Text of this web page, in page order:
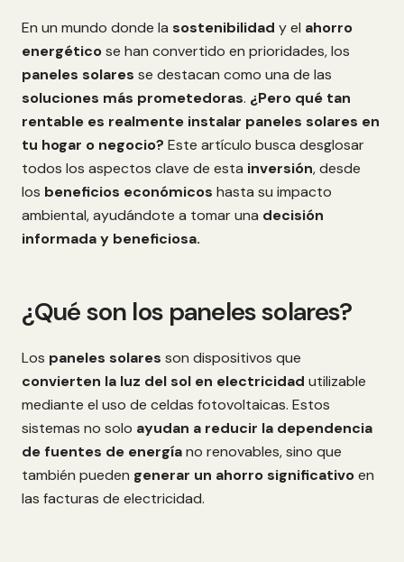
En un mundo donde la sostenibilidad y el ahorro
energéticose han convertido en prioridades, los
paneles solares se destacan como una de las
soluciones más prometedoras. ¿Pero qué tan
rentable es realmente instalar paneles solares en
tu hogar o negocio? Este artículo busca desglosar
todos los aspectos clave de esta inversión, desde
los beneficios económicos hasta su impacto
ambiental, ayudándote a tomar una decisión
informada y beneficiosa.
¿Qué son los paneles solares?
Los paneles solares son dispositivos que
convierten la luz del sol en electricidad utilizable
mediante el uso de celdas fotovoltaicas. Estos
sistemas no solo ayudan a reducir la dependencia
de fuentes de energíano renovables, sino que
también pueden generar un ahorro significativoen
las facturas de electricidad.